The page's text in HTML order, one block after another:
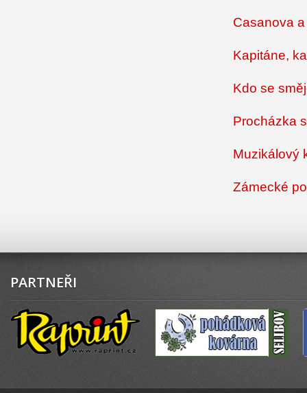
Casanova
Kapitáne,
Kdo se
Procházka
Muzikálový
Zámecké
PARTNEŘI